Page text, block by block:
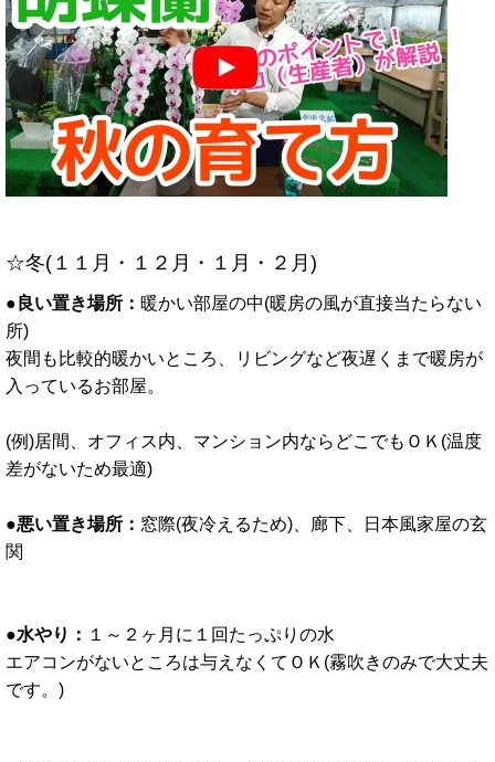
☆冬(１１月・１２月・１月・２月)
●良い置き場所： 暖かい部屋の中(暖房の風が直接当たらない
所)
夜間も比較的暖かいところ、リビングなど夜遅くまで暖房が
入っているお部屋。
(例)居間、オフィス内、マンション内ならどこでもＯＫ(温度
差がないため最適)
●悪い置き場所： 窓際(夜冷えるため)、廊下、日本風家屋の玄
関
●水やり： １～２ヶ月に１回たっぷりの水
エアコンがないところは与えなくてＯＫ(霧吹きのみで大丈夫
です。)